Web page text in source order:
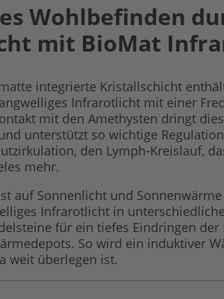
Wohlbefinden
mit BioMat
integrierte Kristallschicht
Infrarotlicht mit einer
mit den Amethysten dringt
unterstützt so wichtige
den Lymph-Kreislauf,
mehr.
auf Sonnenlicht und
Infrarotlicht in
für ein tiefes Eindringen
So wird ein induktiver
weit überlegen ist.